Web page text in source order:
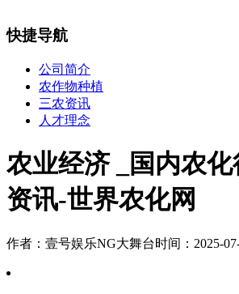
快捷导航
公司简介
农作物种植
三农资讯
人才理念
农业经济 _国内农
资讯-世界农化网
作者：壹号娱乐NG大舞台时间：2025-